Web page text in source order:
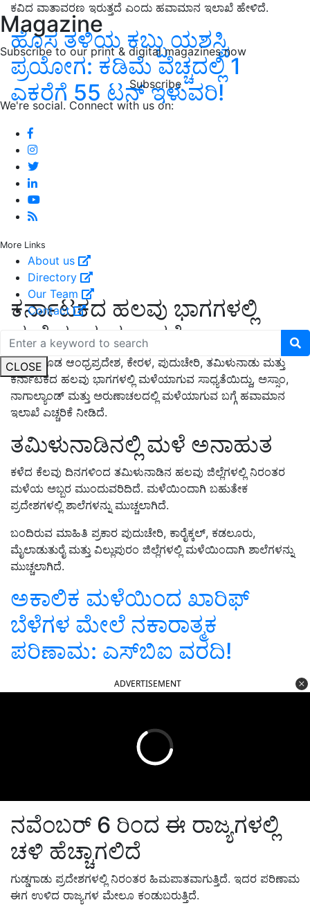
Magazine
Subscribe to our print & digital magazines now
Subscribe
We're social. Connect with us on:
More Links
About us
Directory
Our Team
Contact
CLOSE
ಕವಿದ ವಾತಾವರಣ ಇರುತ್ತದೆ ಎಂದು ಹವಾಮಾನ ಇಲಾಖೆ ಹೇಳಿದೆ.
ಹೊಸ ತಳಿಯ ಕಬ್ಬು ಯಶಸ್ವಿ
ಪ್ರಯೋಗ: ಕಡಿಮೆ ವೆಚ್ಚದಲ್ಲಿ 1
ಎಕರೆಗೆ 55 ಟನ್‌ ಇಳುವರಿ!
ಕರ್ನಾಟಕದ ಹಲವು ಭಾಗಗಳಲ್ಲಿ
ಮಳೆಯಾಗುವ ಸಾಧ್ಯತೆ
ಇಂದು ಕೂಡ ಆಂಧ್ರಪ್ರದೇಶ, ಕೇರಳ, ಪುದುಚೇರಿ, ತಮಿಳುನಾಡು ಮತ್ತು
ಕರ್ನಾಟಕದ ಹಲವು ಭಾಗಗಳಲ್ಲಿ ಮಳೆಯಾಗುವ ಸಾಧ್ಯತೆಯಿದ್ದು, ಅಸ್ಸಾಂ,
ನಾಗಾಲ್ಯಾಂಡ್ ಮತ್ತು ಅರುಣಾಚಲದಲ್ಲಿ ಮಳೆಯಾಗುವ ಬಗ್ಗೆ ಹವಾಮಾನ
ಇಲಾಖೆ ಎಚ್ಚರಿಕೆ ನೀಡಿದೆ.
ತಮಿಳುನಾಡಿನಲ್ಲಿ ಮಳೆ ಅನಾಹುತ
ಕಳೆದ ಕೆಲವು ದಿನಗಳಿಂದ ತಮಿಳುನಾಡಿನ ಹಲವು ಜಿಲ್ಲೆಗಳಲ್ಲಿ ನಿರಂತರ
ಮಳೆಯ ಅಬ್ಬರ ಮುಂದುವರಿದಿದೆ. ಮಳೆಯಿಂದಾಗಿ ಬಹುತೇಕ
ಪ್ರದೇಶಗಳಲ್ಲಿ ಶಾಲೆಗಳನ್ನು ಮುಚ್ಚಲಾಗಿದೆ.
ಬಂದಿರುವ ಮಾಹಿತಿ ಪ್ರಕಾರ ಪುದುಚೇರಿ, ಕಾರೈಕ್ಕಲ್, ಕಡಲೂರು,
ಮೈಲಾಡುತುರೈ ಮತ್ತು ವಿಲ್ಲುಪುರಂ ಜಿಲ್ಲೆಗಳಲ್ಲಿ ಮಳೆಯಿಂದಾಗಿ ಶಾಲೆಗಳನ್ನು
ಮುಚ್ಚಲಾಗಿದೆ.
ಅಕಾಲಿಕ ಮಳೆಯಿಂದ ಖಾರಿಫ್‌
ಬೆಳೆಗಳ ಮೇಲೆ ನಕಾರಾತ್ಮಕ
ಪರಿಣಾಮ: ಎಸ್‌ಬಿಐ ವರದಿ!
ADVERTISEMENT
ನವೆಂಬರ್ 6 ರಿಂದ ಈ ರಾಜ್ಯಗಳಲ್ಲಿ
ಚಳಿ ಹೆಚ್ಚಾಗಲಿದೆ
ಗುಡ್ಡಗಾಡು ಪ್ರದೇಶಗಳಲ್ಲಿ ನಿರಂತರ ಹಿಮಪಾತವಾಗುತ್ತಿದೆ. ಇದರ ಪರಿಣಾಮ
ಈಗ ಉಳಿದ ರಾಜ್ಯಗಳ ಮೇಲೂ ಕಂಡುಬರುತ್ತಿದೆ.